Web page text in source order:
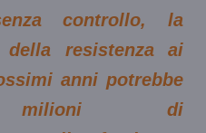
controllo, la
della resistenza ai
anni potrebbe
milioni di